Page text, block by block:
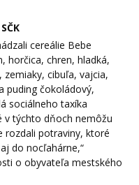
cereálie Bebe
horčica, chren, hladká,
cibuľa, vajcia,
puding čokoládový,
sociálneho taxíka
v týchto dňoch nemôžu
rozdali potraviny, ktoré
do nocľahárne,“
o obyvateľa mestského